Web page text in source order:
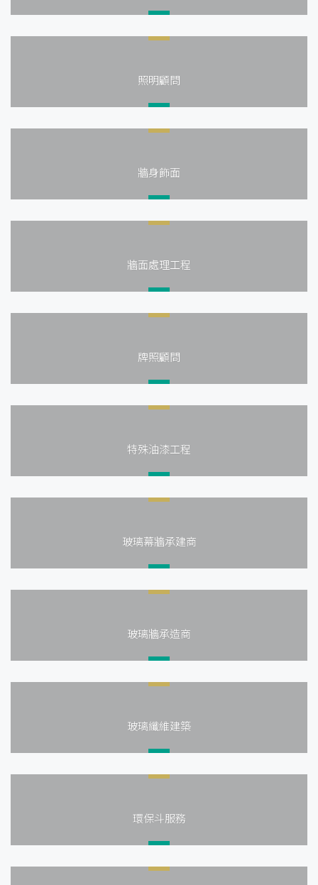
照明顧問
牆身飾面
牆面處理工程
牌照顧問
特殊油漆工程
玻璃幕牆承建商
玻璃牆承造商
玻璃纖維建築
環保斗服務